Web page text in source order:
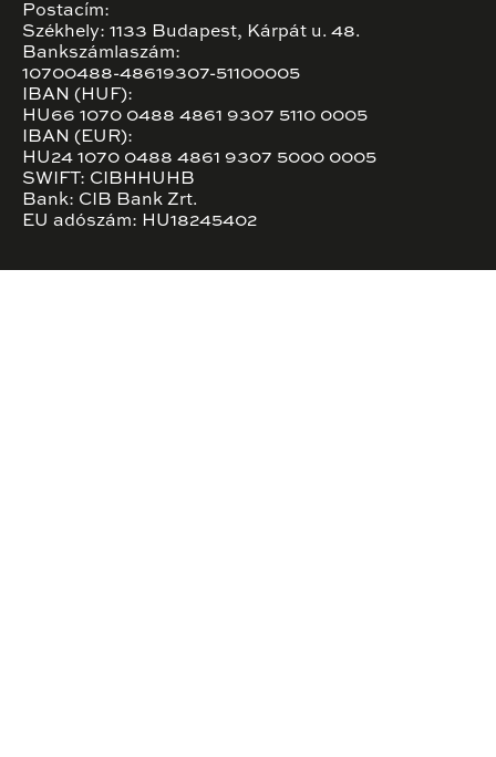
Postacím:
Székhely: 1133 Budapest, Kárpát u. 48.
Bankszámlaszám:
10700488-48619307-51100005
IBAN (HUF):
HU66 1070 0488 4861 9307 5110 0005
IBAN (EUR):
HU24 1070 0488 4861 9307 5000 0005
SWIFT: CIBHHUHB
Bank: CIB Bank Zrt.
EU adószám: HU18245402